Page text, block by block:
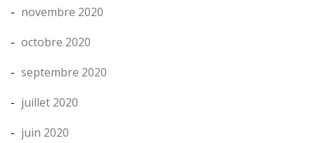
novembre 2020
octobre 2020
septembre 2020
juillet 2020
juin 2020